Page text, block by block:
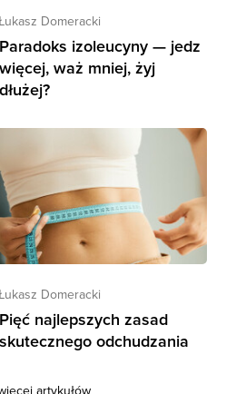
Domeracki
Paradoks izoleucyny — jedz
więcej, waż mniej, żyj
dłużej?
Domeracki
Pięć najlepszych zasad
skutecznego odchudzania
artykułów